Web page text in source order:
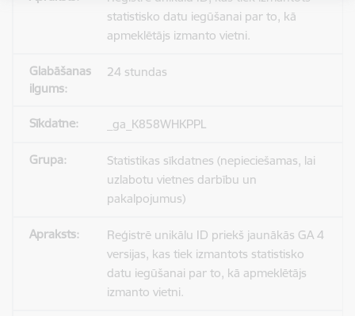
statistisko datu iegūšanai par to, kā
apmeklētājs izmanto vietni.
24 stundas
_ga_K858WHKPPL
Statistikas sīkdatnes (nepieciešamas, lai
uzlabotu vietnes darbību un
pakalpojumus)
Reģistrē unikālu ID priekš jaunākās GA 4
versijas, kas tiek izmantots statistisko
datu iegūšanai par to, kā apmeklētājs
izmanto vietni.